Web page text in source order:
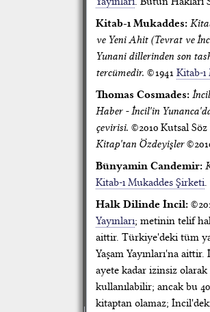
Kitab-ı Mukaddes:
ve Yeni Ahit (Tevrat ve
Yunani dillerinden son
tercümedir. ©1941 Kitab-ı
Thomas Cosmades:
Haber - İncil'in
çevirisi. ©2010 Kutsal Söz
Kitap'tan Özdeyişler
Bünyamin Candemir:
Kitab-ı Mukaddes Şirketi.
Halk Dilinde İncil:
Yayınları; metinin telif
aittir. Türkiye'deki tüm
Yaşam Yayınları'na
ayete kadar izinsiz
kullanılabilir; ancak bu
kitaptan olamaz;